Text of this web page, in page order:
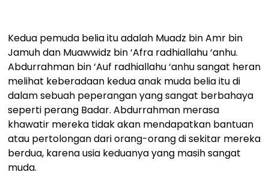
Kedua pemuda belia itu adalah Muadz bin Amr bin
Jamuh dan Muawwidz bin ‘Afra radhiallahu ‘anhu.
Abdurrahman bin ‘Auf radhiallahu ‘anhu sangat heran
melihat keberadaan kedua anak muda belia itu di
dalam sebuah peperangan yang sangat berbahaya
seperti perang Badar. Abdurrahman merasa
khawatir mereka tidak akan mendapatkan bantuan
atau pertolongan dari orang-orang di sekitar mereka
berdua, karena usia keduanya yang masih sangat
muda.